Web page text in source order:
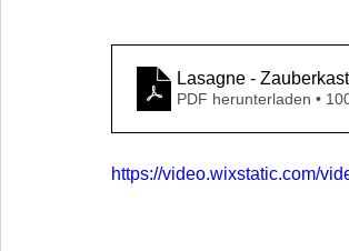
Lasagne -
PDF herunterladen •
https://video.wixstatic.com/